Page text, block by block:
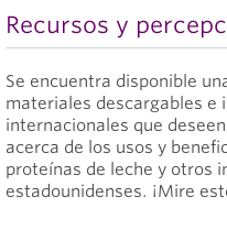
Recursos y
Se encuentra disponible
materiales descargables e
internacionales que
acerca de los usos y
proteínas de leche y otros
estadounidenses. ¡Mire